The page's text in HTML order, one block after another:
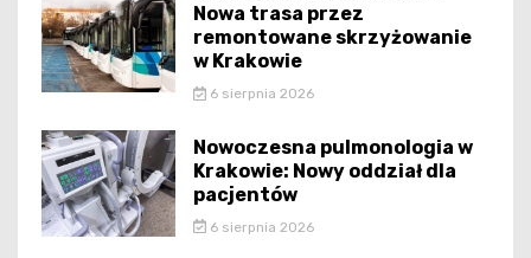
Nowa trasa przez
remontowane skrzyżowanie
w Krakowie
6 sierpnia 2026
Nowoczesna pulmonologia w
Krakowie: Nowy oddział dla
pacjentów
6 sierpnia 2026